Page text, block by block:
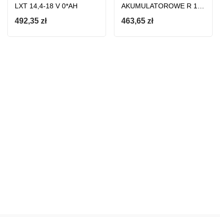
LXT 14,4-18 V 0*AH
492,35 zł
AKUMULATOROWE R 12-
18 BT
463,65 zł